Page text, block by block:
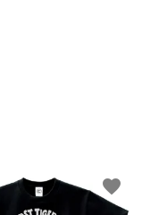
favorite